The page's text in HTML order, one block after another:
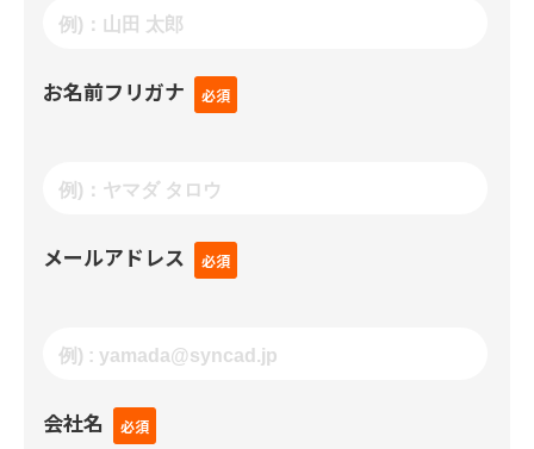
お名前フリガナ
メールアドレス
会社名